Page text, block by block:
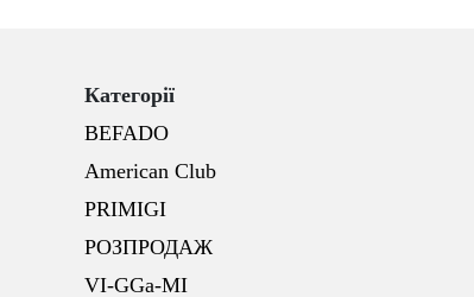
Категорії
BEFADO
American Club
PRIMIGI
РОЗПРОДАЖ
VI-GGa-MI